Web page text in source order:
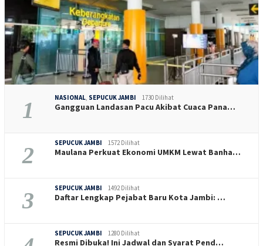
1 NASIONAL SEPUCUK JAMBI 1730 Dilihat
Gangguan Landasan Pacu Akibat Cuaca Pana…
2 SEPUCUK JAMBI 1572 Dilihat
Maulana Perkuat Ekonomi UMKM Lewat Banha…
3 SEPUCUK JAMBI 1492 Dilihat
Daftar Lengkap Pejabat Baru Kota Jambi: …
SEPUCUK JAMBI 1280 Dilihat
Resmi Dibuka! Ini Jadwal dan Syarat Pend…